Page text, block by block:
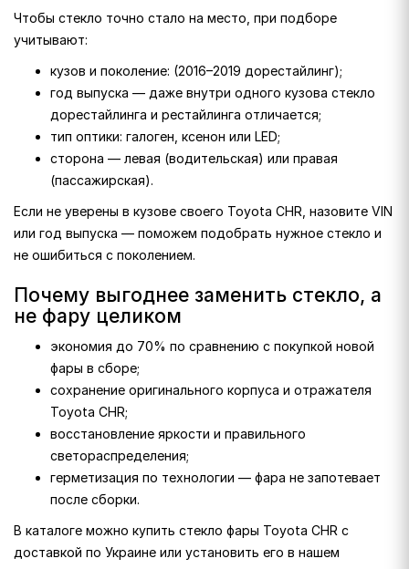
Чтобы стекло точно стало на место, при подборе
учитывают:
кузов и поколение: (2016–2019 дорестайлинг);
год выпуска — даже внутри одного кузова стекло
дорестайлинга и рестайлинга отличается;
тип оптики: галоген, ксенон или LED;
сторона — левая (водительская) или правая
(пассажирская).
Если не уверены в кузове своего Toyota CHR, назовите VIN
или год выпуска — поможем подобрать нужное стекло и
не ошибиться с поколением.
Почему выгоднее заменить стекло, а
не фару целиком
экономия до 70% по сравнению с покупкой новой
фары в сборе;
сохранение оригинального корпуса и отражателя
Toyota CHR;
восстановление яркости и правильного
светораспределения;
герметизация по технологии — фара не запотевает
после сборки.
В каталоге можно купить стекло фары Toyota CHR с
доставкой по Украине или установить его в нашем